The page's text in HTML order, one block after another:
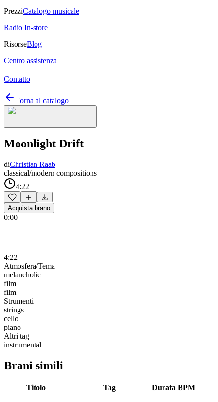
PrezziCatalogo musicale
Radio In-store
RisorseBlog
Centro assistenza
Contatto
Torna al catalogo
Moonlight Drift
diChristian Raab
classical/modern compositions
4:22
Acquista brano
0:00
4:22
Atmosfera/Tema
melancholic
film
film
Strumenti
strings
cello
piano
Altri tag
instrumental
Brani simili
Titolo Tag Durata BPM